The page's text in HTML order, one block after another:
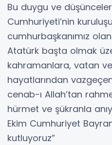
Bu duygu ve
Cumhuriyeti’nin
cumhurbaşkanımız
Atatürk başta olmak
kahramanlara, vatan
hayatlarından
cenab-ı Allah’tan
hürmet ve şükranla
Ekim Cumhuriyet
kutluyoruz”